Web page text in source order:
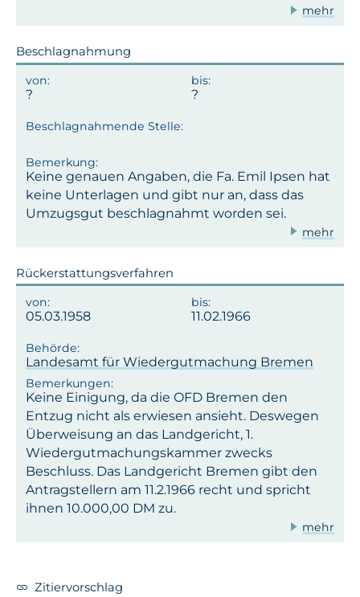
mehr
Beschlagnahmung
Keine genauen Angaben, die Fa. Emil Ipsen hat
keine Unterlagen und gibt nur an, dass das
Umzugsgut beschlagnahmt worden sei.
mehr
Rückerstattungsverfahren
05.03.1958 11.02.1966
Landesamt für Wiedergutmachung Bremen
Keine Einigung, da die OFD Bremen den
Entzug nicht als erwiesen ansieht. Deswegen
Überweisung an das Landgericht, 1.
Wiedergutmachungskammer zwecks
Beschluss. Das Landgericht Bremen gibt den
Antragstellern am 11.2.1966 recht und spricht
ihnen 10.000,00 DM zu.
mehr
Zitiervorschlag